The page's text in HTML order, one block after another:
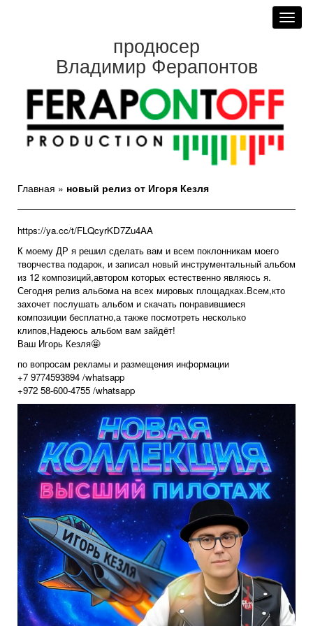
продюсер
Владимир Ферапонтов
Главная » новый релиз от Игоря Кезля
https://ya.cc/t/FLQcyrKD7Zu4AA
К моему ДР я решил сделать вам и всем поклонникам моего
творчества подарок, и записал новый инструментальный альбом
из 12 композиций,автором которых естественно являюсь я.
Сегодня релиз альбома на всех мировых площадках.Всем,кто
захочет послушать альбом и скачать понравившиеся
композиции бесплатно,а также посмотреть несколько
клипов,Надеюсь альбом вам зайдёт!
Ваш Игорь Кезля🤩
по вопросам рекламы и размещения информации
+7 9774593894 /whatsapp
+972 58-600-4755 /whatsapp